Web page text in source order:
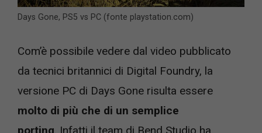
Days Gone, PS5 vs PC (fonte playstation.com)
Com’è possibile vedere dal video pubblicato
da tecnici britannici di Digital Foundry, la
versione PC di Days Gone risulta essere
molto di più che di un semplice
porting. Infatti il team di Bend Studio ha